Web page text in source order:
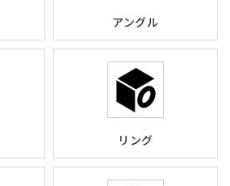
アングル
リング